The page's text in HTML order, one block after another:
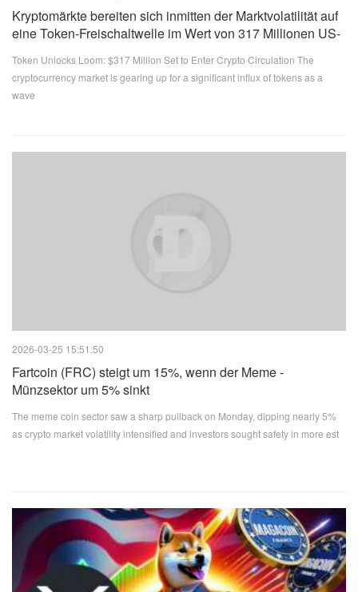
Kryptomärkte bereiten sich inmitten der Marktvolatilität auf
eine Token-Freischaltwelle im Wert von 317 Millionen US-
Token Unlocks Loom: $317 Million Set to Enter Crypto Circulation The
cryptocurrency market is gearing up for a significant influx of tokens as a
wave
2026-03-25 15:51:50
Fartcoin (FRC) steigt um 15%, wenn der Meme -
Münzsektor um 5% sinkt
The meme coin sector saw a sharp pullback on Monday, dipping nearly 5%
as crypto market volatility intensified and investors sought safety in more est